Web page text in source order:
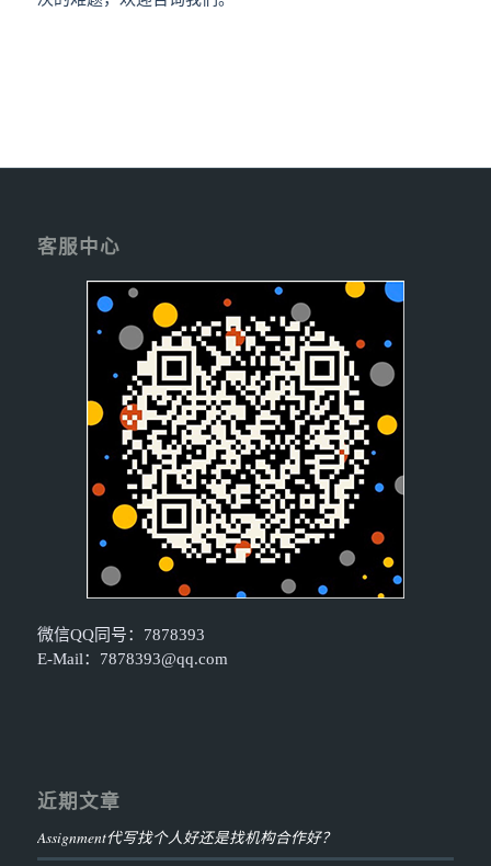
客服中心
微信QQ同号：7878393
E-Mail： 7878393@qq.com
近期文章
Assignment代写找个人好还是找机构合作好？